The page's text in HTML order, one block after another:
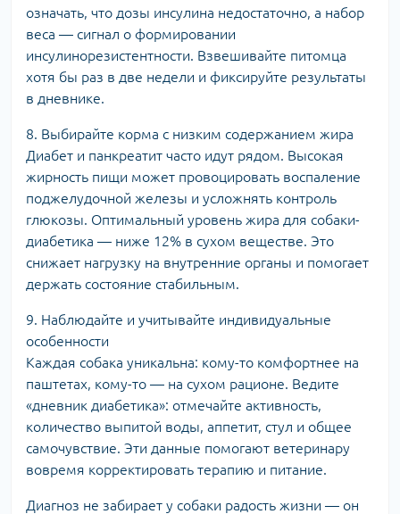
означать, что дозы инсулина недостаточно, а набор
веса — сигнал о формировании
инсулинорезистентности. Взвешивайте питомца
хотя бы раз в две недели и фиксируйте результаты
в дневнике.
8. Выбирайте корма с низким содержанием жира
Диабет и панкреатит часто идут рядом. Высокая
жирность пищи может провоцировать воспаление
поджелудочной железы и усложнять контроль
глюкозы. Оптимальный уровень жира для собаки-
диабетика — ниже 12% в сухом веществе. Это
снижает нагрузку на внутренние органы и помогает
держать состояние стабильным.
9. Наблюдайте и учитывайте индивидуальные
особенности
Каждая собака уникальна: кому-то комфортнее на
паштетах, кому-то — на сухом рационе. Ведите
«дневник диабетика»: отмечайте активность,
количество выпитой воды, аппетит, стул и общее
самочувствие. Эти данные помогают ветеринару
вовремя корректировать терапию и питание.
Диагноз не забирает у собаки радость жизни — он